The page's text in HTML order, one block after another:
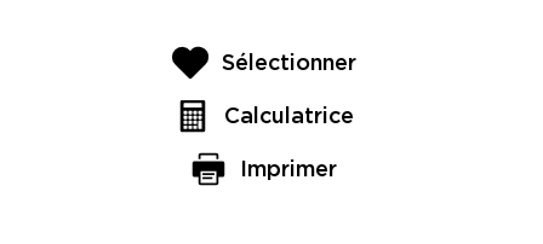
Sélectionner
Calculatrice
Imprimer